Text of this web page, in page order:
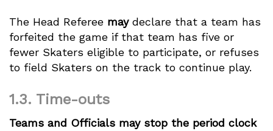
The Head Referee maydeclare that a team has
forfeited the game if that team has five or
fewer Skaters eligible to participate, or refuses
to field Skaters on the track to continue play.
1.3. Time-outs
Teams and Officials may stop the period clock